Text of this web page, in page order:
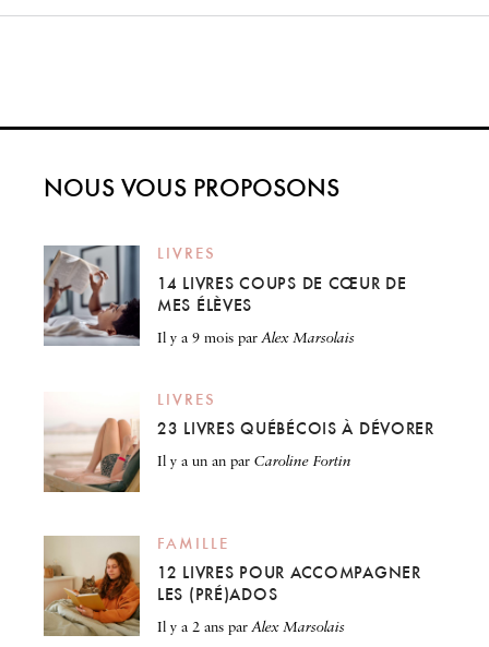
NOUS VOUS PROPOSONS
LIVRES
14 LIVRES COUPS DE CŒUR DE
MES ÉLÈVES
il y a 9 mois parAlex Marsolais
LIVRES
23 LIVRES QUÉBÉCOIS À DÉVORER
il y a un an par Caroline Fortin
FAMILLE
12 LIVRES POUR ACCOMPAGNER
LES (PRÉ)ADOS
il y a 2 ans parAlex Marsolais